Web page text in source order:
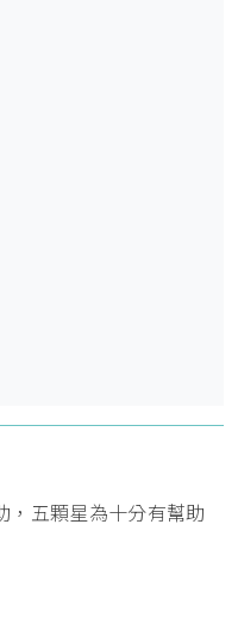
，五顆星為十分有幫助